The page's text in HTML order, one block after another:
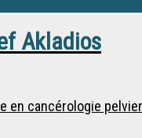
Akladios
en cancérologie